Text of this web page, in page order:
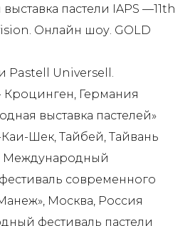
пастели IAPS —11th
Онлайн шоу. GOLD
Pastell Universell.
Кроцинген, Германия
выставка пастелей»
Шек, Тайбей, Тайвань
Международный
современного
Москва, Россия
фестиваль пастели